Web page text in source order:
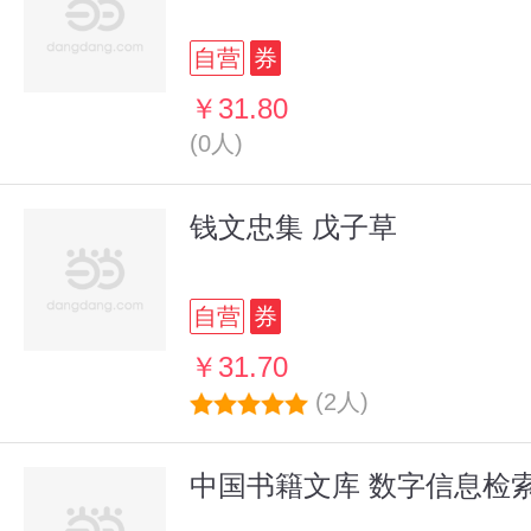
自营 券
￥31.80
(0人)
钱文忠集 戊子草
自营 券
￥31.70
(2人)
中国书籍文库 数字信息检